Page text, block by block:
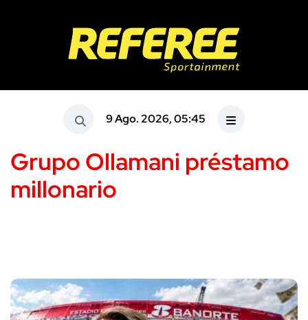
9 Ago. 2026, 05:45
Grupo Ollamani préstamo
millonario